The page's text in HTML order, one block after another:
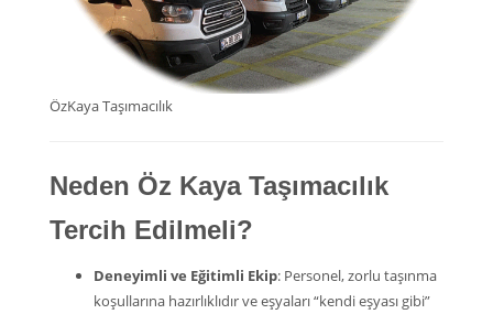
ÖzKaya Taşımacılık
Neden Öz Kaya Taşımacılık
Tercih Edilmeli?
Deneyimli ve Eğitimli Ekip: Personel, zorlu taşınma
koşullarına hazırlıklıdır ve eşyaları “kendi eşyası gibi”